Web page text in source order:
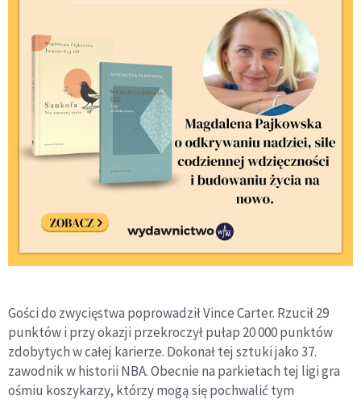
Gości do zwycięstwa poprowadził Vince Carter. Rzucił 29
punktów i przy okazji przekroczył pułap 20 000 punktów
zdobytych w całej karierze. Dokonał tej sztuki jako 37.
zawodnik w historii NBA. Obecnie na parkietach tej ligi gra
ośmiu koszykarzy, którzy mogą się pochwalić tym